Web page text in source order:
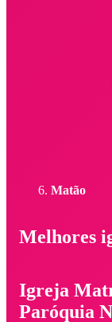
Matão
Melhores
Igreja
Paróquia